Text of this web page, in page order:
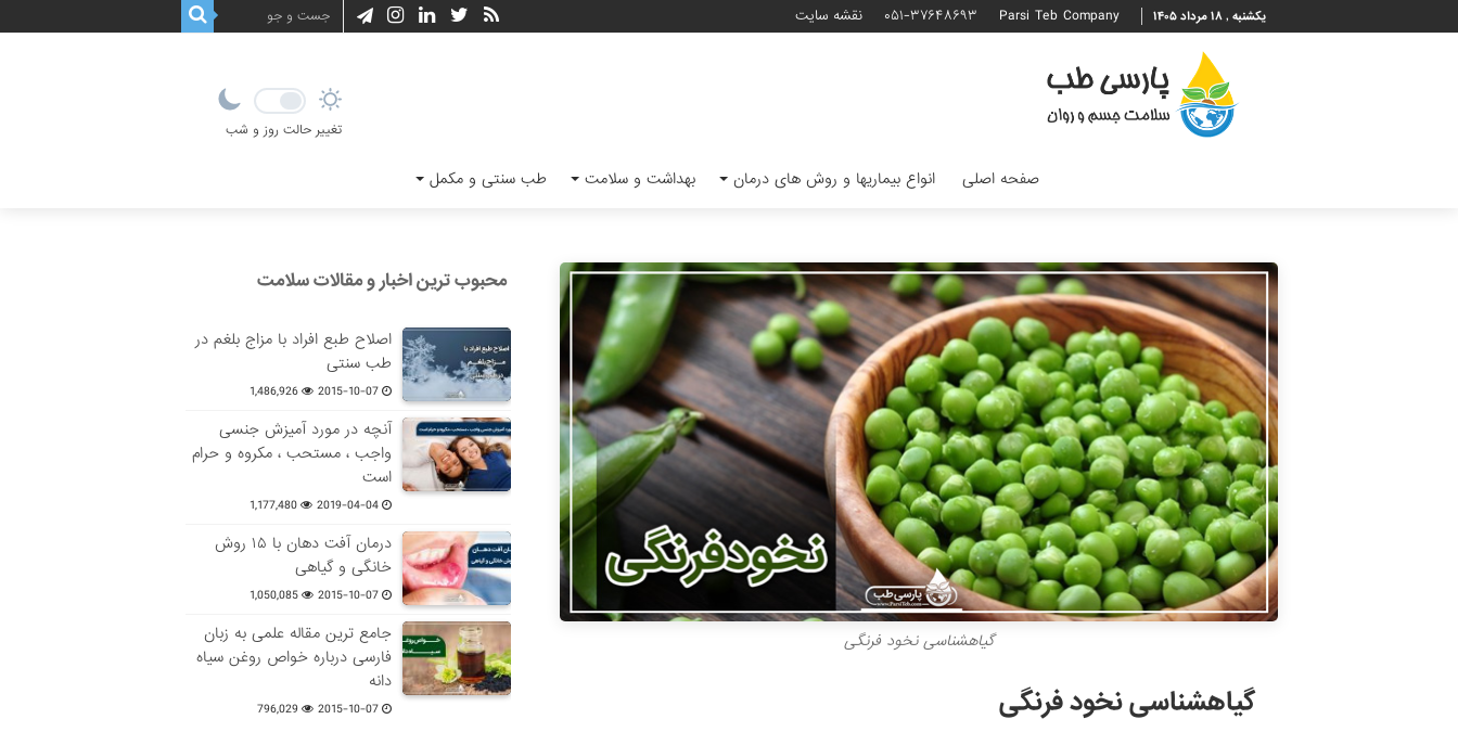
یکشنبه , ۱۸ مرداد ۱۴۰۵ Parsi Teb Company ۰۵۱-۳۷۶۴۸۶۹۳ نقشه سایت
تغییر حالت روز و شب
صفحه اصلی انواع بیماریها و روش های درمان بهداشت و سلامت طب سنتی و مکمل
گیاهشناسی نخود فرنگی
گیاهشناسی نخود فرنگی
محبوب ترین اخبار و مقالات سلامت
اصلاح طبع افراد با مزاج بلغم در
طب سنتی
2015-10-07
1,486,926
آنچه در مورد آمیزش جنسی
واجب ، مستحب ، مکروه و حرام
است
2019-04-04
1,177,480
درمان آفت دهان با ۱۵ روش
خانگی و گیاهی
2015-10-07
1,050,085
جامع ترین مقاله علمی به زبان
فارسی درباره خواص روغن سیاه
دانه
2015-10-07
796,029